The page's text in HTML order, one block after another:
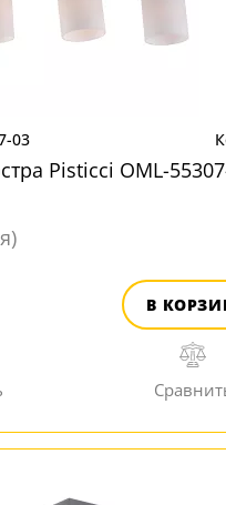
03
Pisticci OML-
В